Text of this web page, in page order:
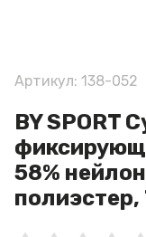
Артикул: 138-052
BY SPORT
58%
полиэстер,